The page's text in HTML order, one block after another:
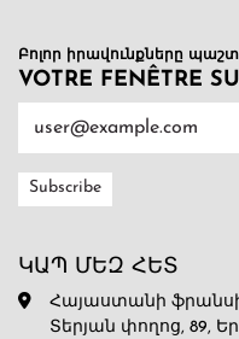
Բոլոր իրավունքները
VOTRE FENÊTRE
ԿԱՊ ՄԵԶ ՀԵՏ
Հայաստանի
Տերյան փողոց, 89,